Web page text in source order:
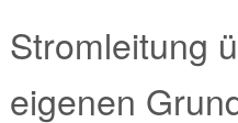
Stromleitung
eigenen